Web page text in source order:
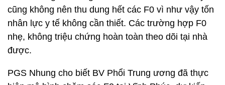
cũng không nên thu dung hết các F0 vì như vậy tốn
nhân lực y tế không cần thiết. Các trường hợp F0
nhẹ, không triệu chứng hoàn toàn theo dõi tại nhà
được.
PGS Nhung cho biết BV Phổi Trung ương đã thực